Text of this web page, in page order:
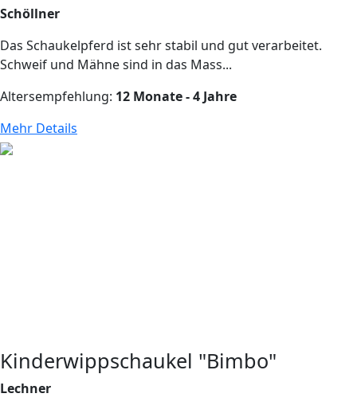
Schöllner
Das Schaukelpferd ist sehr stabil und gut verarbeitet.
Schweif und Mähne sind in das Mass...
Altersempfehlung: 12 Monate - 4 Jahre
Mehr Details
Kinderwippschaukel "Bimbo"
Lechner